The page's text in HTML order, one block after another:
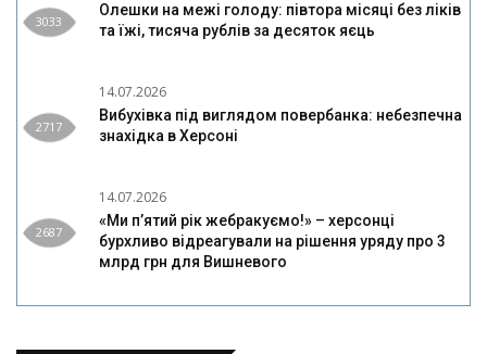
3033
Олешки на межі голоду: півтора місяці без ліків
та їжі, тисяча рублів за десяток яєць
2717
14.07.2026
Вибухівка під виглядом повербанка: небезпечна
знахідка в Херсоні
2687
14.07.2026
«Ми п’ятий рік жебракуємо!» – херсонці
бурхливо відреагували на рішення уряду про 3
млрд грн для Вишневого